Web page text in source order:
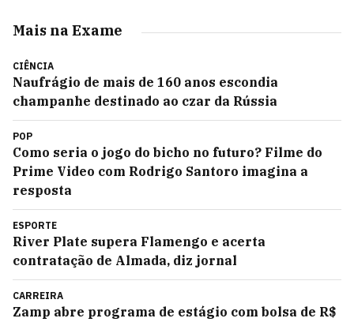
Mais na Exame
CIÊNCIA
Naufrágio de mais de 160 anos escondia
champanhe destinado ao czar da Rússia
POP
Como seria o jogo do bicho no futuro? Filme do
Prime Video com Rodrigo Santoro imagina a
resposta
ESPORTE
River Plate supera Flamengo e acerta
contratação de Almada, diz jornal
CARREIRA
Zamp abre programa de estágio com bolsa de R$